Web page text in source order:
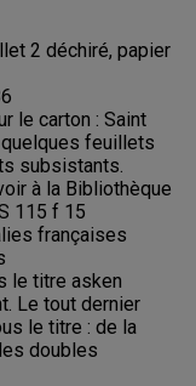
2 déchiré, papier
le carton : Saint
feuillets
subsistants.
à la Bibliothèque
115 f 15
françaises
le titre asken
Le tout dernier
le titre : de la
doubles